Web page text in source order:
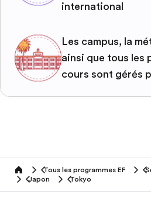
international
Les campus, la
ainsi que tous les
cours sont gérés
home Tous les programmes EF
Japon
Tokyo